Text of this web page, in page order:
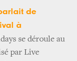
de
à
se déroule au
par Live